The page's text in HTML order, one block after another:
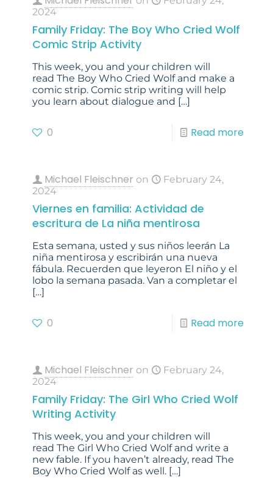
2024
Family Friday: The Boy Who Cried Wolf
Comic Strip Activity
This week, you and your children will
read The Boy Who Cried Wolf and make a
comic strip. Comic strip writing will help
you learn about dialogue and […]
0 Read more
Michael Fleischner on
February 24,
2024
Viernes en familia: Actividad de
escritura de La niña mentirosa
Esta semana, usted y sus niños leerán La
niña mentirosa y escribirán una nueva
fábula. Recuerden que leyeron El niño y el
lobo la semana pasada. Van a completar el
[…]
0 Read more
Michael Fleischner on
February 24,
2024
Family Friday: The Girl Who Cried Wolf
Writing Activity
This week, you and your children will
read The Girl Who Cried Wolf and write a
new fable. If you haven’t already, read The
Boy Who Cried Wolf as well. […]